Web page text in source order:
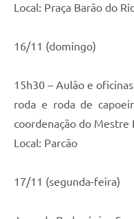
Local: Praça Barão do
16/11 (domingo)
15h30 – Aulão e
roda e roda de
coordenação do Mestre
Local: Parcão
17/11 (segunda-feira)